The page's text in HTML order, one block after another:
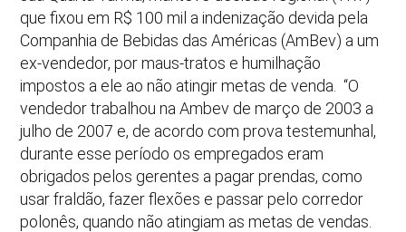
que fixou em R$ 100 mil a indenização devida pela
Companhia de Bebidas das Américas (AmBev) a um
ex-vendedor, por maus-tratos e humilhação
impostos a ele ao não atingir metas de venda. “O
vendedor trabalhou na Ambev de março de 2003 a
julho de 2007 e, de acordo com prova testemunhal,
durante esse período os empregados eram
obrigados pelos gerentes a pagar prendas, como
usar fraldão, fazer flexões e passar pelo corredor
polonês, quando não atingiam as metas de vendas.